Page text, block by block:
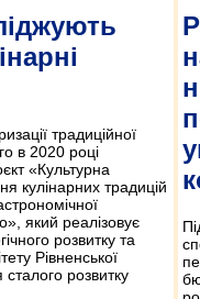
традиційної
в 2020 році
«Культурна
кулінарних традицій
який реалізовує
розвитку та
Рівненської
сталого розвитку